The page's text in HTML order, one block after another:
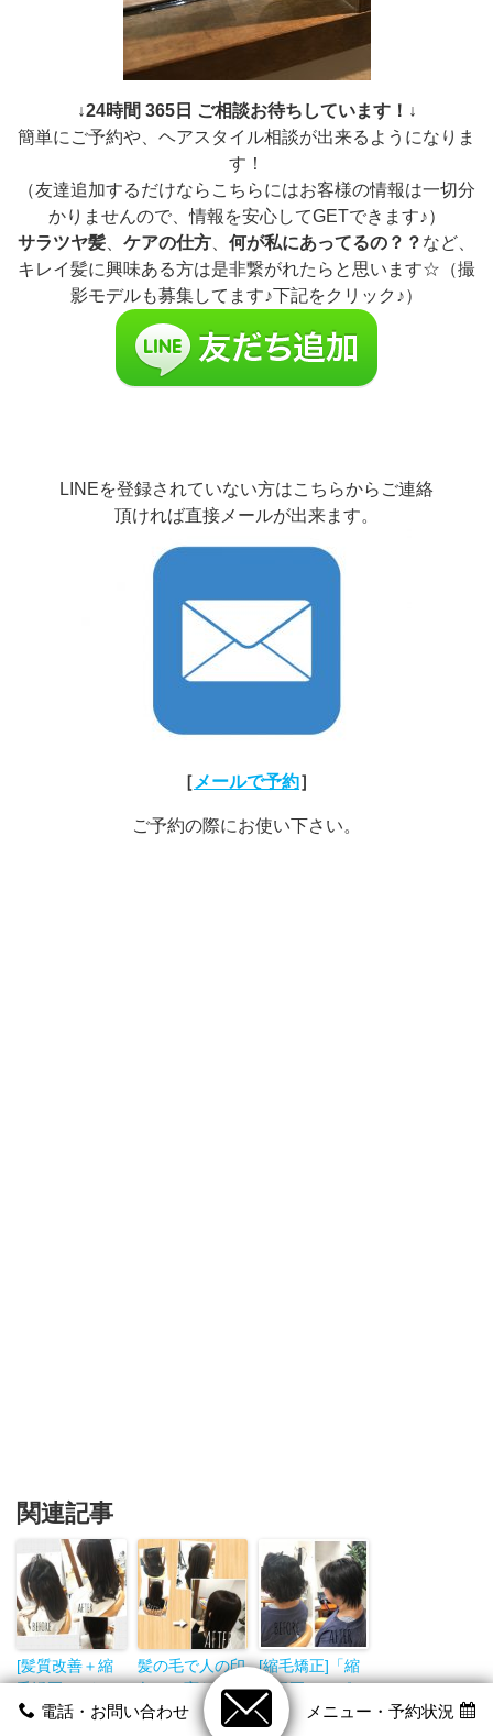
電話・お問い合わせ メニュー・予約状況
↓24時間 365日 ご相談お待ちしています！↓
簡単にご予約や、ヘアスタイル相談が出来るようになりま
す！
（友達追加するだけならこちらにはお客様の情報は一切分
かりませんので、情報を安心してGETできます♪）
サラツヤ髪
ケアの仕方 何が私にあってるの？？ など、
キレイ髪に興味ある方は是非繋がれたらと思います☆（撮
影モデルも募集してます♪下記をクリック♪）
LINEを登録されていない方はこちらからご連絡
頂ければ直接メールが出来ます。
［ メールで予約］
ご予約の際にお使い下さい。
関連記事
[髪質改善＋縮
毛矯正]エイジ
ング毛（パサつ
髪の毛で人の印
象って変わる？
[縮毛矯正]「縮
毛矯正ってピン
ピンになるでし